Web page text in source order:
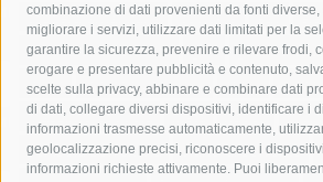
combinazione di dati provenienti da fonti diverse,
migliorare i servizi, utilizzare dati limitati per la
garantire la sicurezza, prevenire e rilevare frodi,
erogare e presentare pubblicità e contenuto,
scelte sulla privacy, abbinare e combinare dati
di dati, collegare diversi dispositivi, identificare i
informazioni trasmesse automaticamente,
geolocalizzazione precisi, riconoscere i
informazioni richieste attivamente. Puoi
costiera amalfitana
covid-19 eav
fondazione sorrento
gori guardia
lavori
lorenzo balducelli mare
massimo coppola
Meta napoli
penisola sorrentina
piano di sorrento